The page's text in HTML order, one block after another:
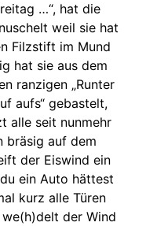
…“, hat die
weil sie hat
Filzstift im Mund
hat sie aus dem
ranzigen „Runter
aufs“ gebastelt,
alle seit nunmehr
bräsig auf dem
der Eiswind ein
ein Auto hättest
kurz alle Türen
der Wind